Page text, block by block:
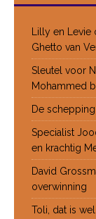
Lilly en Levie
Ghetto van
Sleutel voor
Mohammed
De
Specialist
en krachtig
David
overwinning
Toli, dat is